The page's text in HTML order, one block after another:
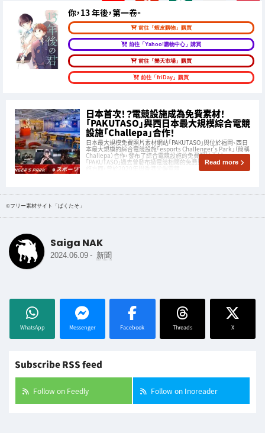
你，13 年後，第一卷。
前往「蝦皮購物」購買
前往「Yahoo!購物中心」購買
前往「樂天市場」購買
前往「friDay」購買
日本首次！？電競設施成為免費素材！
「PAKUTASO」與西日本最大規模綜合電競
設施「Challepa」合作！
日本最大規模免費照片素材網站「PAKUTASO」與位於福岡、西日
本最大規模的綜合電競設施「esports Challenger's Park」（簡稱
Challepa）合作，發布了綜合電競設施的免費照片素材。
「PAKUTASO」過去曾發布過電競相關的免費照片素材，在電競設
Read more
©フリー素材サイト「ぱくたそ」
Saiga NAK
2024.06.09 - 新聞
WhatsApp Messenger Facebook Threads X
Subscribe RSS feed
Follow on Feedly Follow on Inoreader